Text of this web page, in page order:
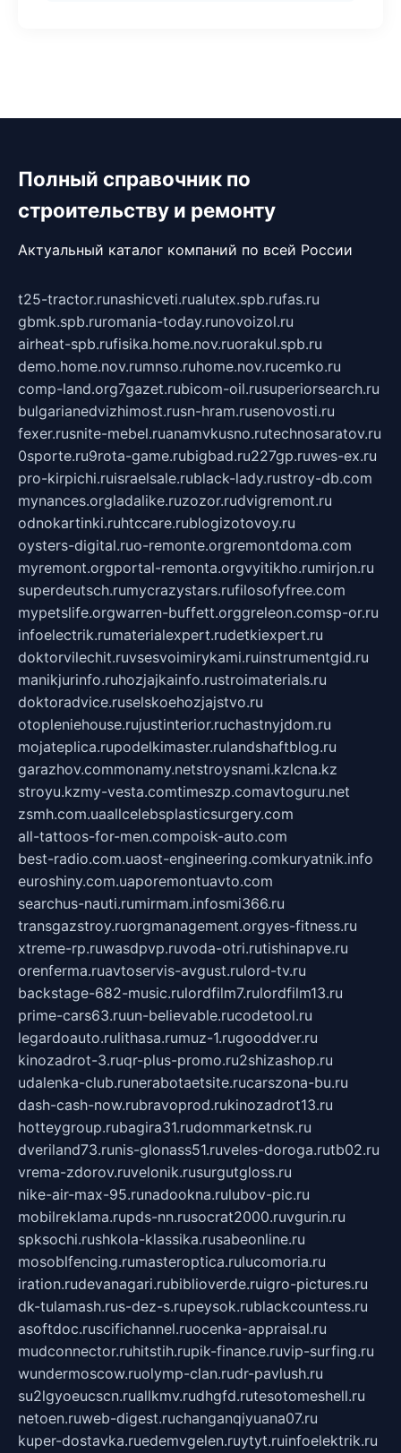
Полный справочник по
строительству и ремонту
Актуальный каталог компаний по всей России
t25-tractor.runashicveti.rualutex.spb.rufas.ru
gbmk.spb.ruromania-today.runovoizol.ru
airheat-spb.rufisika.home.nov.ruorakul.spb.ru
demo.home.nov.rumnso.ruhome.nov.rucemko.ru
comp-land.org7gazet.rubicom-oil.rusuperiorsearch.ru
bulgarianedvizhimost.rusn-hram.rusenovosti.ru
fexer.rusnite-mebel.ruanamvkusno.rutechnosaratov.ru
0sporte.ru9rota-game.rubigbad.ru227gp.ruwes-ex.ru
pro-kirpichi.ruisraelsale.rublack-lady.rustroy-db.com
mynances.orgladalike.ruzozor.rudvigremont.ru
odnokartinki.ruhtccare.rublogizotovoy.ru
oysters-digital.ruo-remonte.orgremontdoma.com
myremont.orgportal-remonta.orgvyitikho.rumirjon.ru
superdeutsch.rumycrazystars.rufilosofyfree.com
mypetslife.orgwarren-buffett.orggreleon.comsp-or.ru
infoelectrik.rumaterialexpert.rudetkiexpert.ru
doktorvilechit.ruvsesvoimirykami.ruinstrumentgid.ru
manikjurinfo.ruhozjajkainfo.rustroimaterials.ru
doktoradvice.ruselskoehozjajstvo.ru
otopleniehouse.rujustinterior.ruchastnyjdom.ru
mojateplica.rupodelkimaster.rulandshaftblog.ru
garazhov.commonamy.netstroysnami.kzlcna.kz
stroyu.kzmy-vesta.comtimeszp.comavtoguru.net
zsmh.com.uaallcelebsplasticsurgery.com
all-tattoos-for-men.compoisk-auto.com
best-radio.com.uaost-engineering.comkuryatnik.info
euroshiny.com.uaporemontuavto.com
searchus-nauti.rumirmam.infosmi366.ru
transgazstroy.ruorgmanagement.orgyes-fitness.ru
xtreme-rp.ruwasdpvp.ruvoda-otri.rutishinapve.ru
orenferma.ruavtoservis-avgust.rulord-tv.ru
backstage-682-music.rulordfilm7.rulordfilm13.ru
prime-cars63.ruun-believable.rucodetool.ru
legardoauto.rulithasa.rumuz-1.rugooddver.ru
kinozadrot-3.ruqr-plus-promo.ru2shizashop.ru
udalenka-club.runerabotaetsite.rucarszona-bu.ru
dash-cash-now.rubravoprod.rukinozadrot13.ru
hotteygroup.rubagira31.rudommarketnsk.ru
dveriland73.runis-glonass51.ruveles-doroga.rutb02.ru
vrema-zdorov.ruvelonik.rusurgutgloss.ru
nike-air-max-95.runadookna.rulubov-pic.ru
mobilreklama.rupds-nn.rusocrat2000.ruvgurin.ru
spksochi.rushkola-klassika.rusabeonline.ru
mosoblfencing.rumasteroptica.rulucomoria.ru
iration.rudevanagari.rubiblioverde.ruigro-pictures.ru
dk-tulamash.rus-dez-s.rupeysok.rublackcountess.ru
asoftdoc.ruscifichannel.ruocenka-appraisal.ru
mudconnector.ruhitstih.rupik-finance.ruvip-surfing.ru
wundermoscow.ruolymp-clan.rudr-pavlush.ru
su2lgyoeucscn.ruallkmv.rudhgfd.rutesotomeshell.ru
netoen.ruweb-digest.ruchanganqiyuana07.ru
kuper-dostavka.ruedemvgelen.ruytyt.ruinfoelektrik.ru